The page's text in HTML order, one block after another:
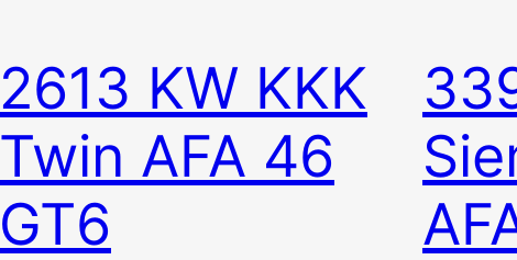
2613 KW KKK
Twin AFA 46
GT6